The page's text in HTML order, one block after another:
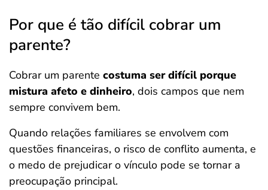
Por que é tão difícil cobrar um
parente?
Cobrar um parente costuma ser difícil porque
mistura afeto e dinheiro, dois campos que nem
sempre convivem bem.
Quando relações familiares se envolvem com
questões financeiras, o risco de conflito aumenta, e
o medo de prejudicar o vínculo pode se tornar a
preocupação principal.